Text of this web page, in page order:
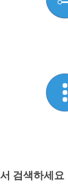
검색하세요